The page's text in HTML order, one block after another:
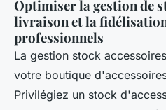
Optimiser la gestion de
livraison et la
professionnels
La gestion stock
votre boutique
Privilégiez un stock